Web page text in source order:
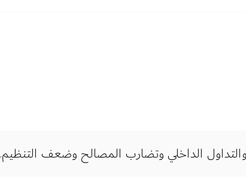
الداخلي وتضارب المصالح وضعف التنظيم.